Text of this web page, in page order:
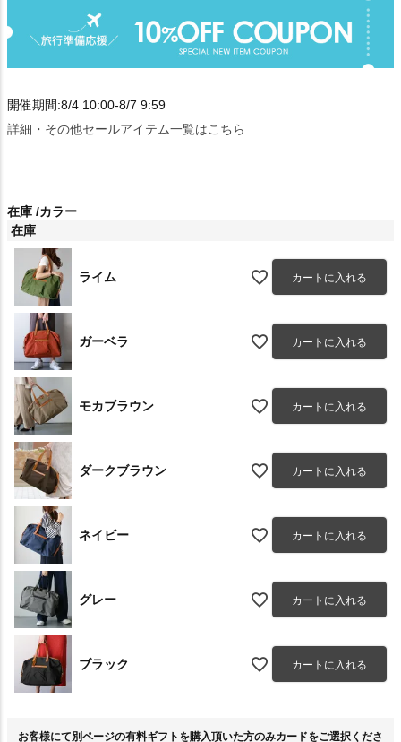
開催期間:8/4 10:00-8/7 9:59
詳細・その他セールアイテム一覧はこちら
在庫 カラー
在庫
ライム カートに入れる
ガーベラ カートに入れる
モカブラウン カートに入れる
ダークブラウン カートに入れる
ネイビー カートに入れる
グレー カートに入れる
ブラック カートに入れる
お客様にて別ページの有料ギフトを購入頂いた方のみカードをご選択くださ